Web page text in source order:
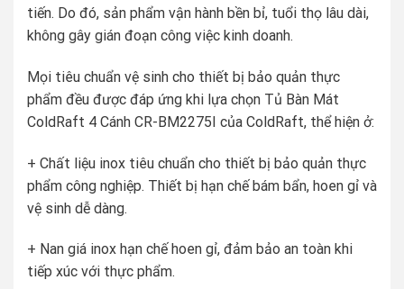
tiến. Do đó, sản phẩm vận hành bền bỉ, tuổi thọ lâu dài,
không gây gián đoạn công việc kinh doanh.
Mọi tiêu chuẩn vệ sinh cho thiết bị bảo quản thực
phẩm đều được đáp ứng khi lựa chọn Tủ Bàn Mát
ColdRaft 4 Cánh CR-BM2275I của ColdRaft, thể hiện ở:
+ Chất liệu inox tiêu chuẩn cho thiết bị bảo quản thực
phẩm công nghiệp. Thiết bị hạn chế bám bẩn, hoen gỉ và
vệ sinh dễ dàng.
+ Nan giá inox hạn chế hoen gỉ, đảm bảo an toàn khi
tiếp xúc với thực phẩm.